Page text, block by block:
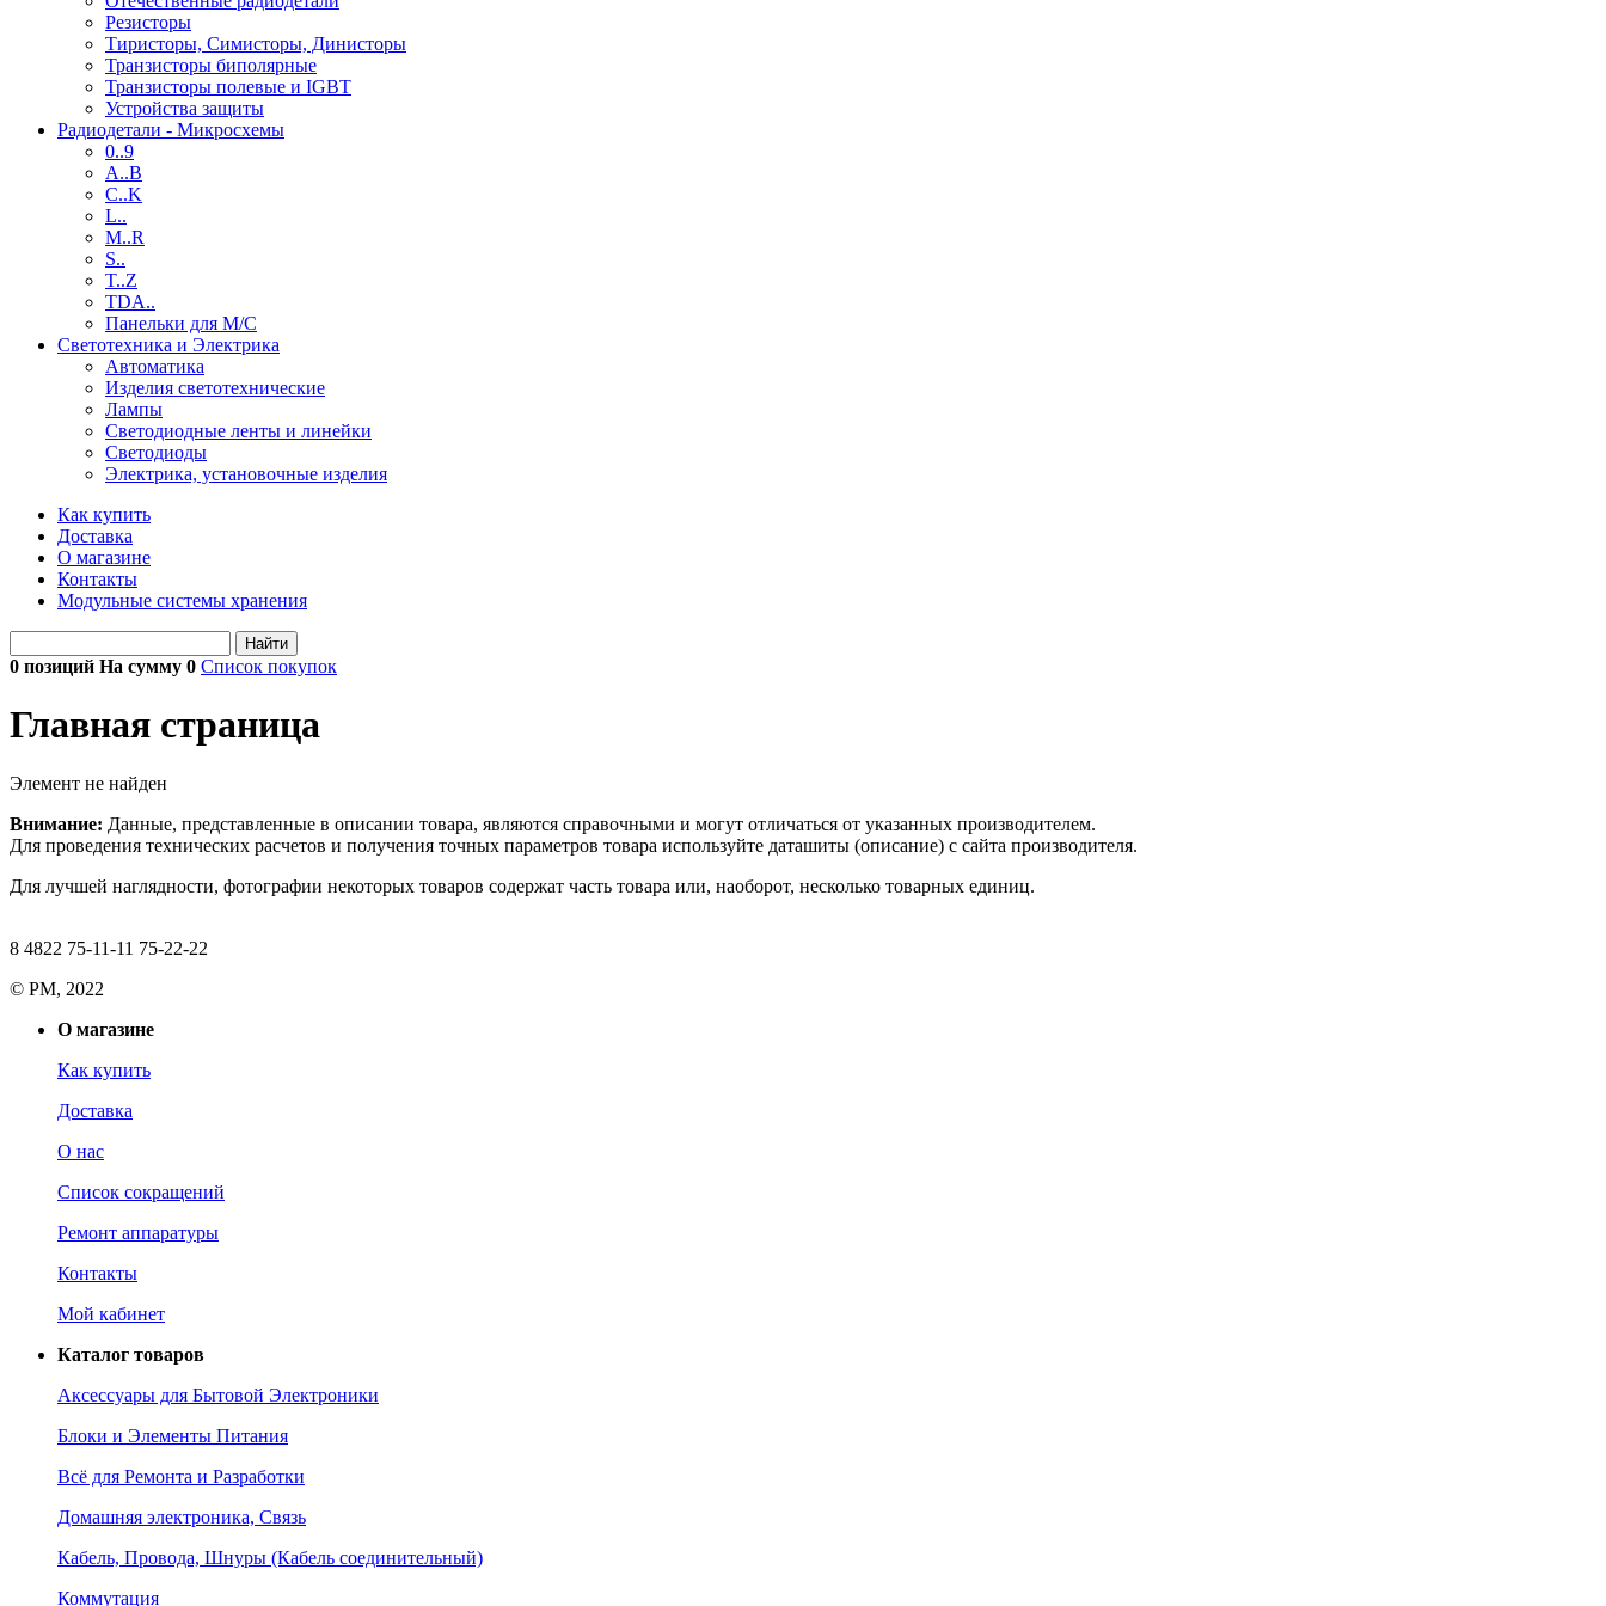
Резисторы
Тиристоры, Симисторы, Динисторы
Транзисторы биполярные
Транзисторы полевые и IGBT
Устройства защиты
Радиодетали - Микросхемы
0..9
A..B
C..K
L..
M..R
S..
T..Z
TDA..
Панельки для М/С
Светотехника и Электрика
Автоматика
Изделия светотехнические
Лампы
Светодиодные ленты и линейки
Светодиоды
Электрика, установочные изделия
Как купить
Доставка
О магазине
Контакты
Модульные системы хранения
Найти
0 позиций На сумму 0 Список покупок
Главная страница
Элемент не найден
Внимание: Данные, представленные в описании товара, являются справочными и могут отличаться от указанных производителем.
Для проведения технических расчетов и получения точных параметров товара используйте даташиты (описание) с сайта производителя.
Для лучшей наглядности, фотографии некоторых товаров содержат часть товара или, наоборот, несколько товарных единиц.
8 4822 75-11-11 75-22-22
© РМ, 2022
О магазине
Как купить
Доставка
О нас
Список сокращений
Ремонт аппаратуры
Контакты
Мой кабинет
Каталог товаров
Аксессуары для Бытовой Электроники
Блоки и Элементы Питания
Всё для Ремонта и Разработки
Домашняя электроника, Связь
Кабель, Провода, Шнуры (Кабель соединительный)
Коммутация